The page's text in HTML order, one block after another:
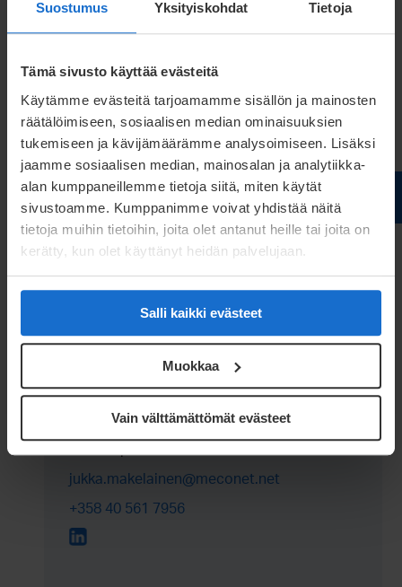
Suostumus Yksityiskohdat Tietoja
Tämä sivusto käyttää evästeitä
Käytämme evästeitä tarjoamamme sisällön ja mainosten
räätälöimiseen, sosiaalisen median ominaisuuksien
tukemiseen ja kävijämäärämme analysoimiseen. Lisäksi
jaamme sosiaalisen median, mainosalan ja analytiikka-
alan kumppaneillemme tietoja siitä, miten käytät
sivustoamme. Kumppanimme voivat yhdistää näitä
tietoja muihin tietoihin, joita olet antanut heille tai joita on
kerätty, kun olet käyttänyt heidän palvelujaan.
Salli kaikki evästeet
Muokkaa
Vain välttämättömät evästeet
Jukka Mäkeläinen
jukka.makelainen@meconet.net
+358 40 561 7956